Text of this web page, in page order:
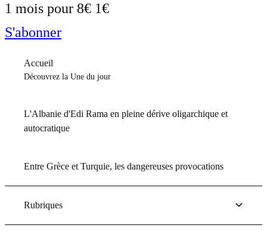
1 mois pour 8€ 1€
S'abonner
Accueil
Découvrez la Une du jour
L'Albanie d'Edi Rama en pleine dérive oligarchique et
autocratique
Entre Grèce et Turquie, les dangereuses provocations
Rubriques